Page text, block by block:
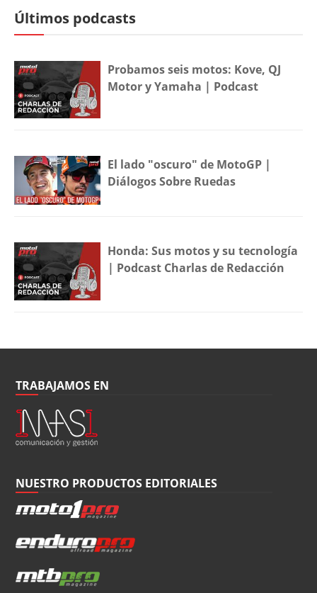
Últimos podcasts
Probamos seis motos: Kove, QJ
Motor y Yamaha | Podcast
El lado "oscuro" de MotoGP |
Diálogos Sobre Ruedas
Honda: Sus motos y su tecnología
| Podcast Charlas de Redacción
TRABAJAMOS EN
NUESTRO PRODUCTOS EDITORIALES